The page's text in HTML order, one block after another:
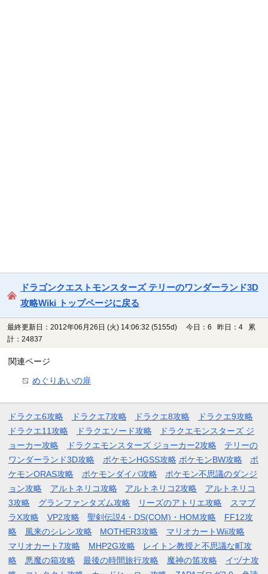
ドラゴンクエストモンスターズ テリーのワンダーランド3D
攻略Wiki トップページに戻る
最終更新日：2012年06月26日 (火) 14:06:32 (5155d)
今日：6 昨日：4 累
計：24837
関連ページ
めぐりあいの扉
ドラクエ6攻略 ドラクエ7攻略 ドラクエ8攻略
ドラクエ9攻略
ドラクエ11攻略
ドラクエソード攻略
ドラクエモンスターズ ジ
ョーカー攻略
ドラクエモンスターズ ジョーカー2攻略
テリーの
ワンダーランド3D攻略
ポケモンHGSS攻略 ポケモンBW攻略
ポ
ケモンORAS攻略
ポケモンダイパ攻略
ポケモン不思議のダンジ
ョン攻略
アルトネリコ攻略 アルトネリコ2攻略
アルトネリコ
3攻略
グランファンタズム攻略 リーズのアトリエ攻略
スマブ
ラX攻略
VP2攻略 聖剣伝説4・DS(COM)・HOM攻略
FF12攻
略
風来のシレン攻略 MOTHER3攻略
マリオカートWii攻略
マリオカート7攻略
MHP2G攻略
レイトン教授と不思議な町攻
略
悪魔の箱攻略 最後の時間旅行攻略 魔神の笛攻略
イヅナ攻